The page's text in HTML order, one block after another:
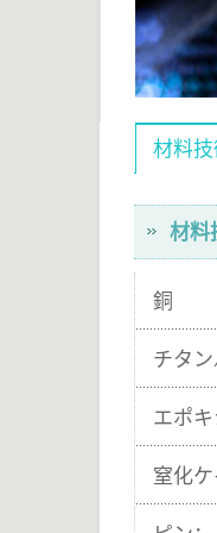
材料
材料
銅
チタ
エポ
窒化